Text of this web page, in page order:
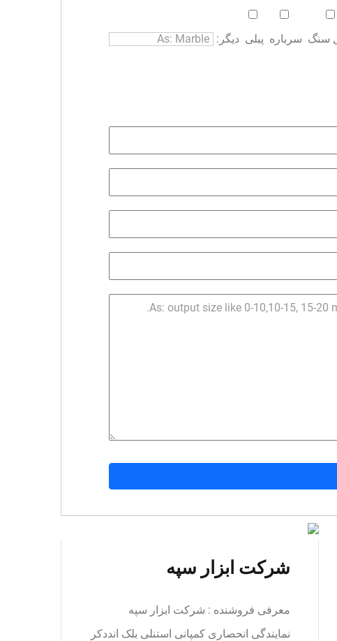
سنگ سرباره پبلی دیگر:
شرکت ابزار سپه
معرفی فروشنده : شرکت ابزار سپه
نمایندگی انحصاری کمپانی استنلی بلک انددکر